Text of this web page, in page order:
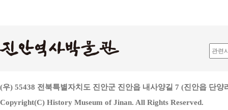
(우) 55438 전북특별자치도 진안군 진안읍 내사양길 7 (진안읍 단
Copyright(C) History Museum of Jinan. All Rights Reserved.